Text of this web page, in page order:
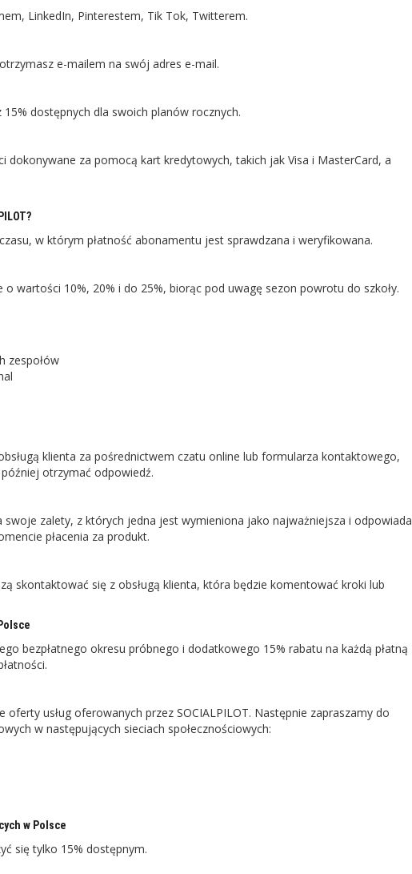
LinkedIn, Pinterestem, Tik Tok, Twitterem.
e-mailem na swój adres e-mail.
dostępnych dla swoich planów rocznych.
dokonywane za pomocą kart kredytowych, takich jak Visa i MasterCard, a
w którym płatność abonamentu jest sprawdzana i weryfikowana.
wartości 10%, 20% i do 25%, biorąc pod uwagę sezon powrotu do szkoły.
zespołów
klienta za pośrednictwem czatu online lub formularza kontaktowego,
otrzymać odpowiedź.
zalety, z których jedna jest wymieniona jako najważniejsza i odpowiada
płacenia za produkt.
skontaktować się z obsługą klienta, która będzie komentować kroki lub
bezpłatnego okresu próbnego i dodatkowego 15% rabatu na każdą płatną
usług oferowanych przez SOCIALPILOT. Następnie zapraszamy do
w następujących sieciach społecznościowych:
w Polsce
się tylko 15% dostępnym.